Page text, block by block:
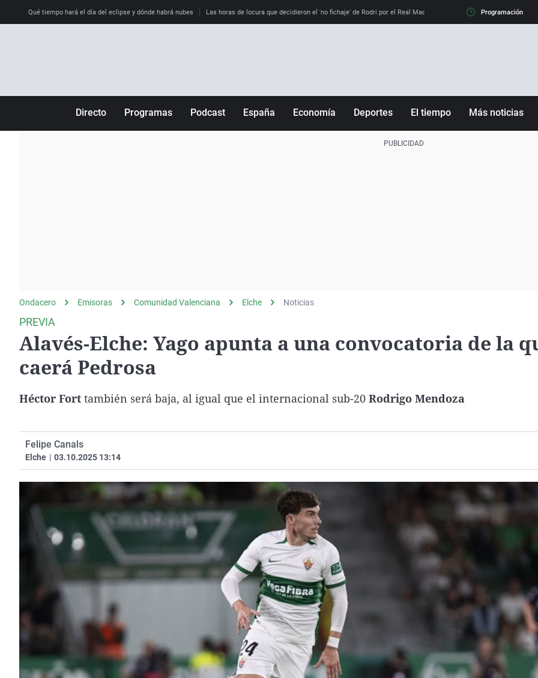
Qué tiempo hará el día del eclipse y dónde habrá nubes Las horas de locura que decidieron el 'no fichaje' de Rodri por el Real Madrid y su 'sí' al Barça La llamada
Programación
Directo Programas Podcast
Operación Viuda
Negra
España
País Vasco
Economía Deportes El tiempo Más noticias
Ondacero Emisoras Comunidad Valenciana Elche Noticias
PREVIA
Alavés-Elche: Yago apunta a una convocatoria de la
caerá Pedrosa
Héctor Fort también será baja, al igual que el internacional sub-20 Rodrigo Mendoza
Felipe Canals
Elche | 03.10.2025 13:14